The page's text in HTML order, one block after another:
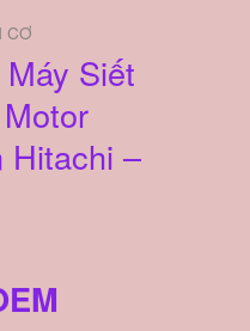
CƠ
Siết
Hitachi –